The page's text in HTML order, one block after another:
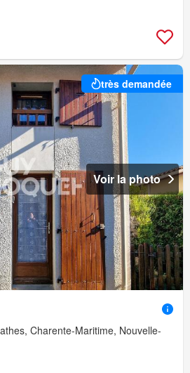
très demandée
Voir la photo
Charente-Maritime, Nouvelle-